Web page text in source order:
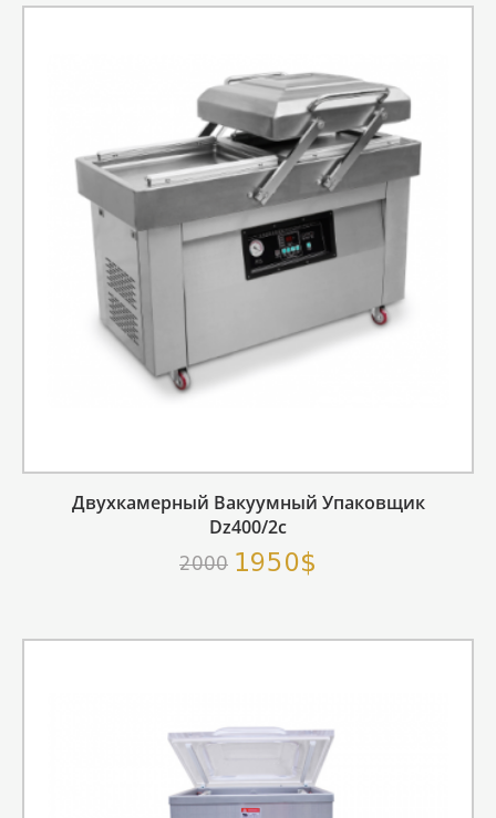
Двухкамерный Вакуумный Упаковщик
Dz400/2c
2000 1950$